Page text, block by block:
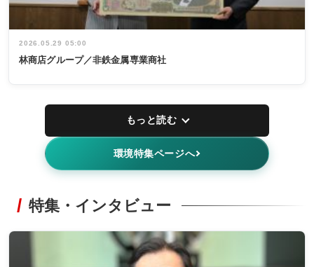
2026.05.29 05:00
林商店グループ／非鉄金属専業商社
もっと読む
環境特集ページへ
特集・インタビュー